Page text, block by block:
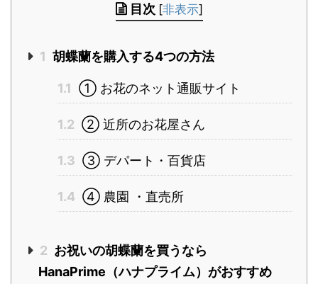
目次 [非表示]
1 胡蝶蘭を購入する4つの方法
1.1 ① お花のネット通販サイト
1.2 ② 近所のお花屋さん
1.3 ③ デパート・百貨店
1.4 ④ 農園 ・直売所
2 お祝いの胡蝶蘭を買うなら
HanaPrime（ハナプライム）がおすすめ